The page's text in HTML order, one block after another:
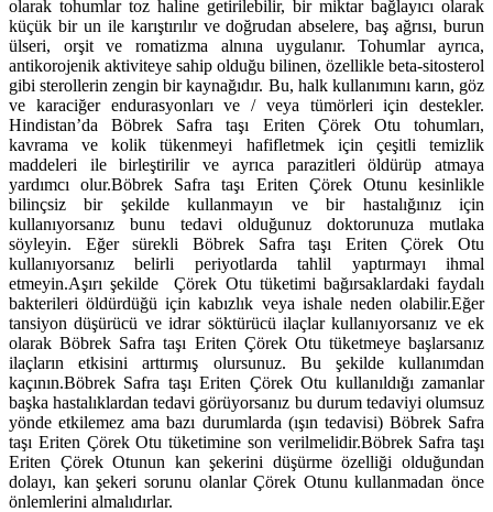
olarak tohumlar toz haline getirilebilir, bir miktar bağlayıcı olarak
küçük bir un ile karıştırılır ve doğrudan abselere, baş ağrısı, burun
ülseri, orşit ve romatizma alnına uygulanır. Tohumlar ayrıca,
antikorojenik aktiviteye sahip olduğu bilinen, özellikle beta-sitosterol
gibi sterollerin zengin bir kaynağıdır. Bu, halk kullanımını karın, göz
ve karaciğer endurasyonları ve / veya tümörleri için destekler.
Hindistan’da Böbrek Safra taşı Eriten Çörek Otu tohumları,
kavrama ve kolik tükenmeyi hafifletmek için çeşitli temizlik
maddeleri ile birleştirilir ve ayrıca parazitleri öldürüp atmaya
yardımcı olur.Böbrek Safra taşı Eriten Çörek Otunu kesinlikle
bilinçsiz bir şekilde kullanmayın ve bir hastalığınız için
kullanıyorsanız bunu tedavi olduğunuz doktorunuza mutlaka
söyleyin. Eğer sürekli Böbrek Safra taşı Eriten Çörek Otu
kullanıyorsanız belirli periyotlarda tahlil yaptırmayı ihmal
etmeyin.Aşırı şekilde Çörek Otu tüketimi bağırsaklardaki faydalı
bakterileri öldürdüğü için kabızlık veya ishale neden olabilir.Eğer
tansiyon düşürücü ve idrar söktürücü ilaçlar kullanıyorsanız ve ek
olarak Böbrek Safra taşı Eriten Çörek Otu tüketmeye başlarsanız
ilaçların etkisini arttırmış olursunuz. Bu şekilde kullanımdan
kaçının.Böbrek Safra taşı Eriten Çörek Otu kullanıldığı zamanlar
başka hastalıklardan tedavi görüyorsanız bu durum tedaviyi olumsuz
yönde etkilemez ama bazı durumlarda (ışın tedavisi) Böbrek Safra
taşı Eriten Çörek Otu tüketimine son verilmelidir.Böbrek Safra taşı
Eriten Çörek Otunun kan şekerini düşürme özelliği olduğundan
dolayı, kan şekeri sorunu olanlar Çörek Otunu kullanmadan önce
önlemlerini almalıdırlar.